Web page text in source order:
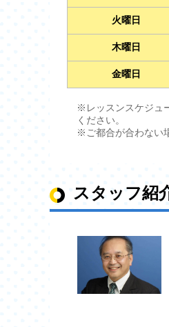
火曜日
木曜日
金曜日
※レッスンスケジュ
ください。
※ご都合が合わない
スタッフ紹